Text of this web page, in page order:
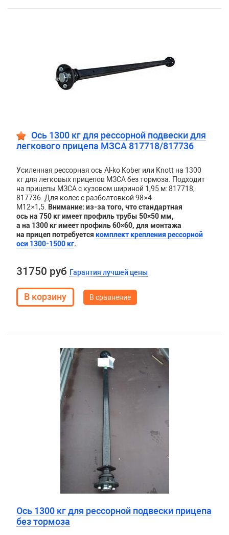
Ось 1300 кг для рессорной подвески для
легкового прицепа МЗСА 817718/817736
Усиленная рессорная ось Al-ko Kober или Knott на 1300
кг для легковых прицепов МЗСА без тормоза. Подходит
на прицепы МЗСА с кузовом шириной 1,95 м: 817718,
817736. Для колес с разболтовкой 98×4
М12×1,5.
Внимание: из-за того, что стандартная
ось на 750 кг имеет профиль трубы 50×50 мм,
а на 1300 кг имеет профиль 60×60, для монтажа
на прицеп потребуется комплект крепления рессорной
оси 1300-1500 кг.
31750 руб Гарантия лучшей цены
В сравнение
Ось 1300 кг для рессорной подвески прицепа
без тормоза